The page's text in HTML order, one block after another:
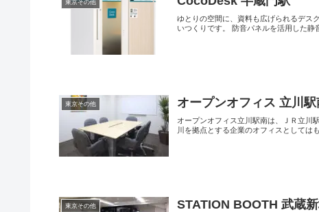
東京その他
ゆとりの空間に、資料も広げられるデス
いつくりです。 防音パネルを活用した静
東京その他 オープンオフィス 立川駅
オープンオフィス立川駅南は、ＪＲ立川
川を拠点とする企業のオフィスとしては
東京その他 STATION BOOTH 武蔵